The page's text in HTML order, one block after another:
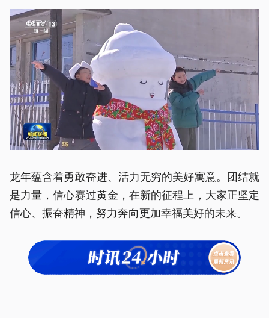
龙年蕴含着勇敢奋进、活力无穷的美好寓意。团结就
是力量，信心赛过黄金，在新的征程上，大家正坚定
信心、振奋精神，努力奔向更加幸福美好的未来。